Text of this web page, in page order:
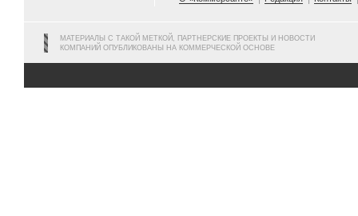
МАТЕРИАЛЫ С ТАКОЙ МЕТКОЙ, ПАРТНЕРСКИЕ ПРОЕКТЫ И НОВОСТИ
КОМПАНИЙ ОПУБЛИКОВАНЫ НА КОММЕРЧЕСКОЙ ОСНОВЕ